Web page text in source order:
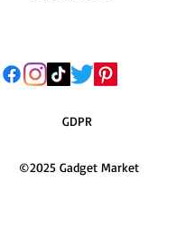
GDPR
©2025 Gadget Market